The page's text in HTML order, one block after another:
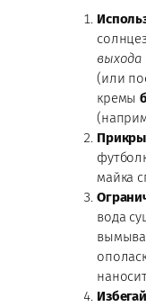
выхода
(или
кремы
майка
вода